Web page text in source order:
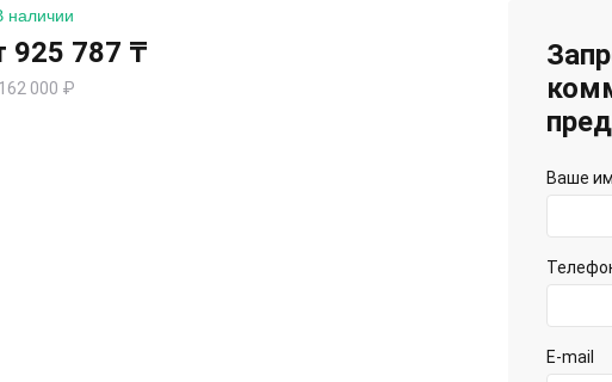
наличии
925 787 ₸
000 ₽
Ваше
E-mail